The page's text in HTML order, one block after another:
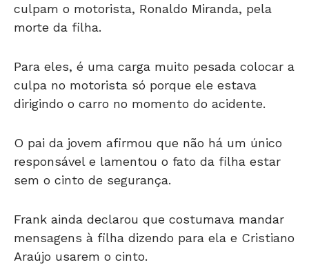
culpam o motorista, Ronaldo Miranda, pela
morte da filha.
Para eles, é uma carga muito pesada colocar a
culpa no motorista só porque ele estava
dirigindo o carro no momento do acidente.
O pai da jovem afirmou que não há um único
responsável e lamentou o fato da filha estar
sem o cinto de segurança.
Frank ainda declarou que costumava mandar
mensagens à filha dizendo para ela e Cristiano
Araújo usarem o cinto.